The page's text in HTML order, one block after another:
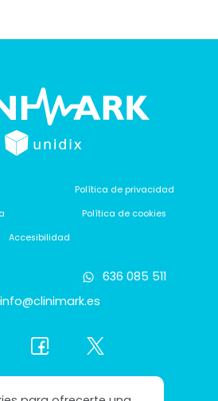
Política de privacidad
Política de cookies
Accesibilidad
636 085 511
info@clinimark.es